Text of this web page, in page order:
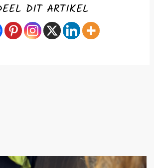
DIT ARTIKEL